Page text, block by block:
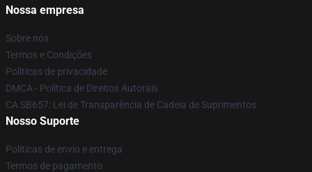
Nossa empresa
Sobre nós
Termos e Condições
Políticas de privacidade
DMCA - Política de Direitos Autorais
CA SB657: Lei de Transparência de Cadeia de Suprimentos
Nosso Suporte
Políticas de envio e entrega
Termos de pagamento